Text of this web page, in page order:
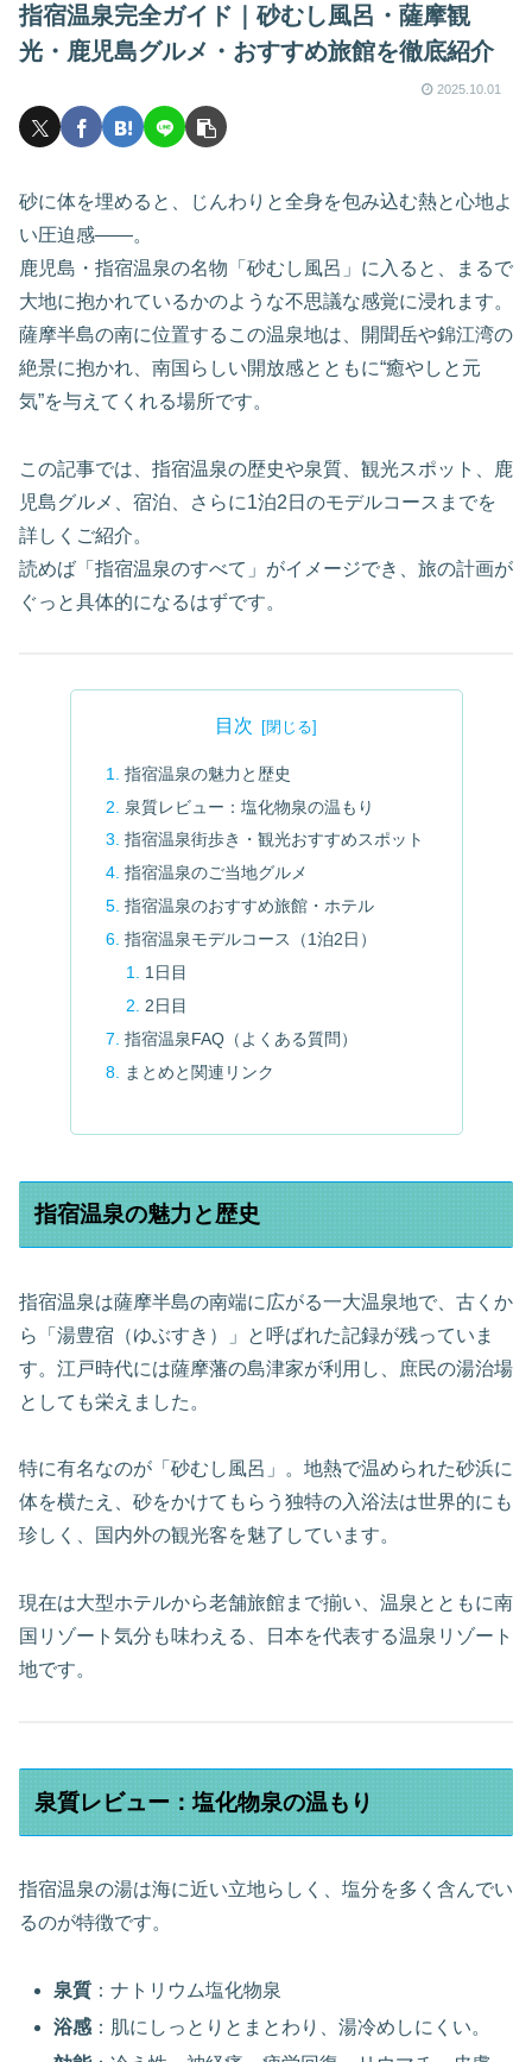
指宿温泉完全ガイド｜砂むし風呂・薩摩観
光・鹿児島グルメ・おすすめ旅館を徹底紹介
2025.10.01
砂に体を埋めると、じんわりと全身を包み込む熱と心地よ
い圧迫感――。
鹿児島・指宿温泉の名物「砂むし風呂」に入ると、まるで
大地に抱かれているかのような不思議な感覚に浸れます。
薩摩半島の南に位置するこの温泉地は、開聞岳や錦江湾の
絶景に抱かれ、南国らしい開放感とともに“癒やしと元
気”を与えてくれる場所です。
この記事では、指宿温泉の歴史や泉質、観光スポット、鹿
児島グルメ、宿泊、さらに1泊2日のモデルコースまでを
詳しくご紹介。
読めば「指宿温泉のすべて」がイメージでき、旅の計画が
ぐっと具体的になるはずです。
目次
指宿温泉の魅力と歴史
泉質レビュー：塩化物泉の温もり
指宿温泉街歩き・観光おすすめスポット
指宿温泉のご当地グルメ
指宿温泉のおすすめ旅館・ホテル
指宿温泉モデルコース（1泊2日）
1日目
2日目
指宿温泉FAQ（よくある質問）
まとめと関連リンク
指宿温泉の魅力と歴史
指宿温泉は薩摩半島の南端に広がる一大温泉地で、古くか
ら「湯豊宿（ゆぶすき）」と呼ばれた記録が残っていま
す。江戸時代には薩摩藩の島津家が利用し、庶民の湯治場
としても栄えました。
特に有名なのが「砂むし風呂」。地熱で温められた砂浜に
体を横たえ、砂をかけてもらう独特の入浴法は世界的にも
珍しく、国内外の観光客を魅了しています。
現在は大型ホテルから老舗旅館まで揃い、温泉とともに南
国リゾート気分も味わえる、日本を代表する温泉リゾート
地です。
泉質レビュー：塩化物泉の温もり
指宿温泉の湯は海に近い立地らしく、塩分を多く含んでい
るのが特徴です。
泉質 ：ナトリウム塩化物泉
浴感 ：肌にしっとりとまとわり、湯冷めしにくい。